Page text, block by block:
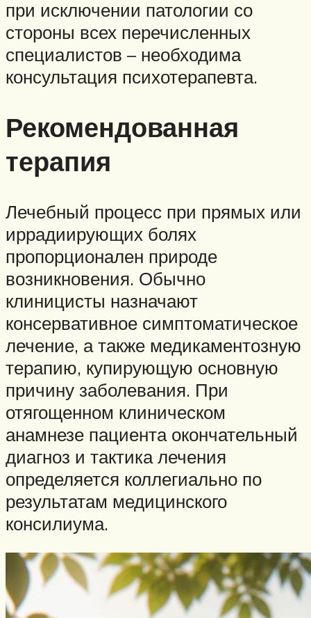
при исключении патологии со
стороны всех перечисленных
специалистов – необходима
консультация психотерапевта.
Рекомендованная
терапия
Лечебный процесс при прямых или
иррадиирующих болях
пропорционален природе
возникновения. Обычно
клиницисты назначают
консервативное симптоматическое
лечение, а также медикаментозную
терапию, купирующую основную
причину заболевания. При
отягощенном клиническом
анамнезе пациента окончательный
диагноз и тактика лечения
определяется коллегиально по
результатам медицинского
консилиума.